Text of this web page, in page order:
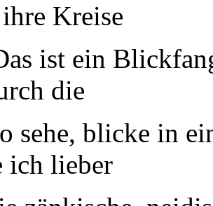
Kreise
ist ein
die
sehe, blicke in
ich lieber